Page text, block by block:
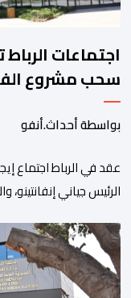
اجتماعات
سحب مشروع
بواسطة أحداث.أنفو
عقد في الرباط اجتماع
الرئيس جياني
العمل الداخلي. ​وشهد
للاتحاد، حيث أكد
المسؤول الوحيد المباشر